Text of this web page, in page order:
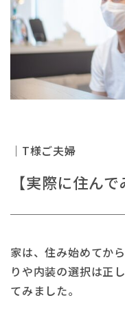
｜T様ご夫婦
【実際に住ん
家は、住み始めてか
りや内装の選択は正
てみました。